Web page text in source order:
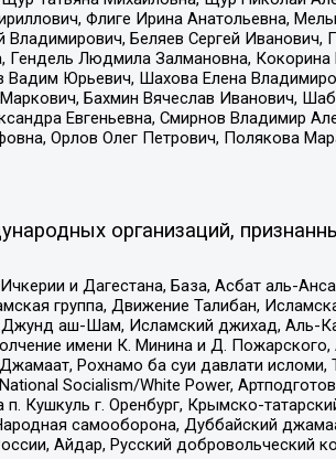
Флиге Ирина Анатольевна,
Беляев Сергей Иванович,
Гендель Людмила Залмановна, Кокорина
Юрьевич, Шахова Елена
Бахмин Вячеслав Иванович,
Евгеньевна, Смирнов Владимир
Орлов Олег Петрович, Полякова
организаций,
и Дагестана, База, Асбат аль-
группа, Движение Талибан,
аш-Шам, Исламский джихад, Аль-
имени К. Минина и Д. Пожарского,
Рохнамо ба суи давлати исломи,
Socialism/White Power,
Кушкуль г. Оренбург, Крымско-
самооборона, Дуббайский
Айдар, Русский добровольческий